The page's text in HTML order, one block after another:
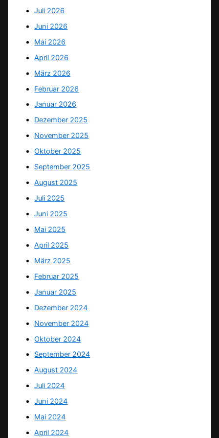
Juli 2026
Juni 2026
Mai 2026
April 2026
März 2026
Februar 2026
Januar 2026
Dezember 2025
November 2025
Oktober 2025
September 2025
August 2025
Juli 2025
Juni 2025
Mai 2025
April 2025
März 2025
Februar 2025
Januar 2025
Dezember 2024
November 2024
Oktober 2024
September 2024
August 2024
Juli 2024
Juni 2024
Mai 2024
April 2024